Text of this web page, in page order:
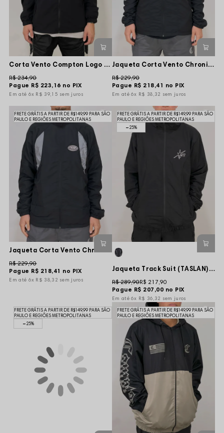
Corta Vento Compton Logo Touca Removível - Preta
Pague R$ 223,16 no PIX
R$ 234,90
6x R$ 39,15 sem juros
Jaqueta Corta Vento Chronic Tag Vert Refletivo - Preta
Pague R$ 218,41 no PIX
R$ 229,90
6x R$ 38,32 sem juros
FRETE GRÁTIS A PARTIR DE R$149,99 PARA SÃO
PAULO E REGIÕES METROPOLITANAS
Pague R$ 218,41 no PIX
R$ 229,90
6x R$ 38,32 sem juros
25%
FRETE GRÁTIS A PARTIR DE R$149,99 PARA SÃO
PAULO E REGIÕES METROPOLITANAS
Jaqueta Track Suit (TASLAN) Cyber Essence - Preta
Pague R$ 207,00 no PIX
R$ 289,90R$ 217,90
6x R$ 36,32 sem juros
25%
FRETE GRÁTIS A PARTIR DE R$149,99 PARA SÃO
PAULO E REGIÕES METROPOLITANAS
FRETE GRÁTIS A PARTIR DE R$149,99 PARA SÃO
PAULO E REGIÕES METROPOLITANAS